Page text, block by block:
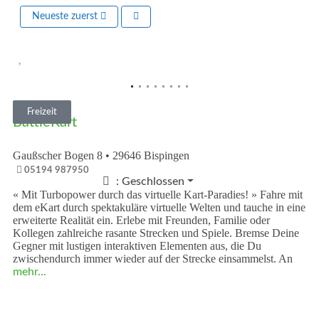
Neueste zuerst
Freizeit
BattleKart
Gaußscher Bogen 8 • 29646 Bispingen
05194 987950
: Geschlossen
« Mit Turbopower durch das virtuelle Kart-Paradies! » Fahre mit
dem eKart durch spektakuläre virtuelle Welten und tauche in eine
erweiterte Realität ein. Erlebe mit Freunden, Familie oder
Kollegen zahlreiche rasante Strecken und Spiele. Bremse Deine
Gegner mit lustigen interaktiven Elementen aus, die Du
zwischendurch immer wieder auf der Strecke einsammelst. An
mehr...